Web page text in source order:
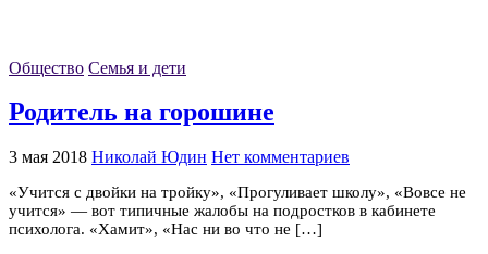
Общество Семья и дети
Родитель на горошине
3 мая 2018 Николай Юдин Нет комментариев
«Учится с двойки на тройку», «Прогуливает школу», «Вовсе не
учится» — вот типичные жалобы на подростков в кабинете
психолога. «Хамит», «Нас ни во что не […]